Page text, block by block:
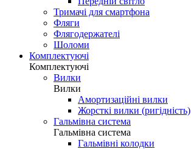
Тримачі для смартфона
Фляги
Флягодержателі
Шоломи
Комплектуючі
Комплектуючі
Вилки
Вилки
Амортизаційні вилки
Жорсткі вилки (ригідність)
Гальмівна система
Гальмівна система
Гальмівні колодки